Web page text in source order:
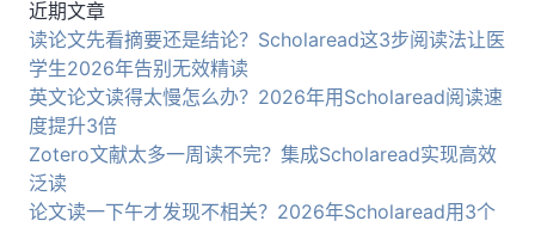
近期文章
读论文先看摘要还是结论？Scholaread这3步阅读法让医
学生2026年告别无效精读
英文论文读得太慢怎么办？2026年用Scholaread阅读速
度提升3倍
Zotero文献太多一周读不完？集成Scholaread实现高效
泛读
论文读一下午才发现不相关？2026年Scholaread用3个